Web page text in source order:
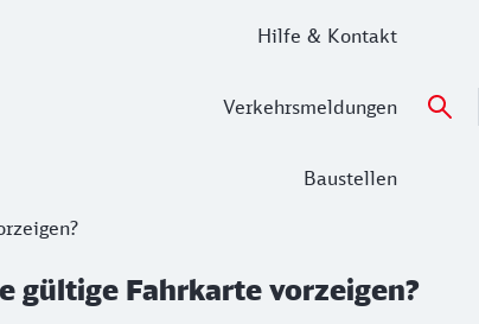
Hilfe & Kontakt
Verkehrsmeldungen
Baustellen
gültige Fahrkarte vorzeigen?